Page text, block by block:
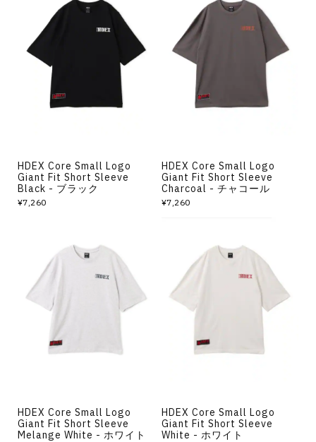
HDEX Core Small Logo
Giant Fit Short Sleeve
Black - ブラック
¥7,260
HDEX Core Small Logo
Giant Fit Short Sleeve
Charcoal - チャコール
¥7,260
HDEX Core Small Logo
Giant Fit Short Sleeve
Melange White - ホワイト
HDEX Core Small Logo
Giant Fit Short Sleeve
White - ホワイト